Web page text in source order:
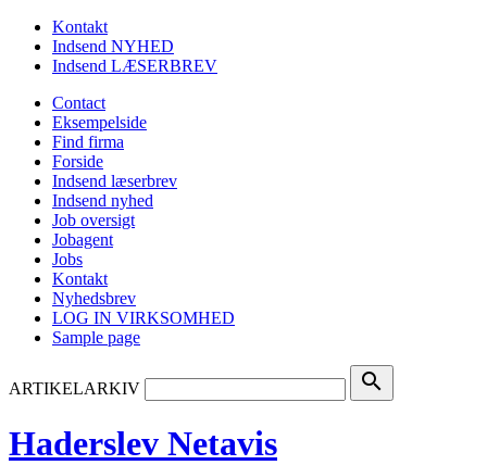
Kontakt
Indsend NYHED
Indsend LÆSERBREV
Contact
Eksempelside
Find firma
Forside
Indsend læserbrev
Indsend nyhed
Job oversigt
Jobagent
Jobs
Kontakt
Nyhedsbrev
LOG IN VIRKSOMHED
Sample page
ARTIKELARKIV search
Haderslev Netavis